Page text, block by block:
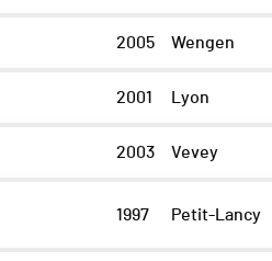
2005 Wengen
2001 Lyon
2003 Vevey
1997 Petit-Lancy